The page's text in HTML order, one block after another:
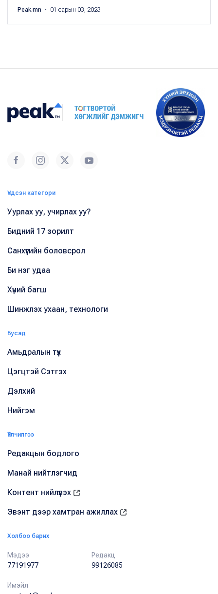
Peak.mn ・ 01 сарын 03, 2023
Үндсэн категори
Уурлах уу, учирлах уу?
Бидний 17 зорилт
Санхүүгийн боловсрол
Би нэг удаа
Хүний багш
Шинжлэх ухаан, технологи
Бусад
Амьдралын түүх
Цэгцтэй Сэтгэх
Дэлхий
Нийгэм
Үйлчилгээ
Редакцын бодлого
Манай нийтлэгчид
Контент нийлүүлэх
Эвэнт дээр хамтран ажиллах
Холбоо барих
Мэдээ
77191977
Редакц
99126085
Имэйл